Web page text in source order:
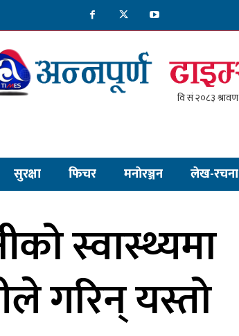
सुरक्षा फिचर मनाेरञ्जन लेख-रचना
स्वास्थ्यमा
गरिन् यस्तो